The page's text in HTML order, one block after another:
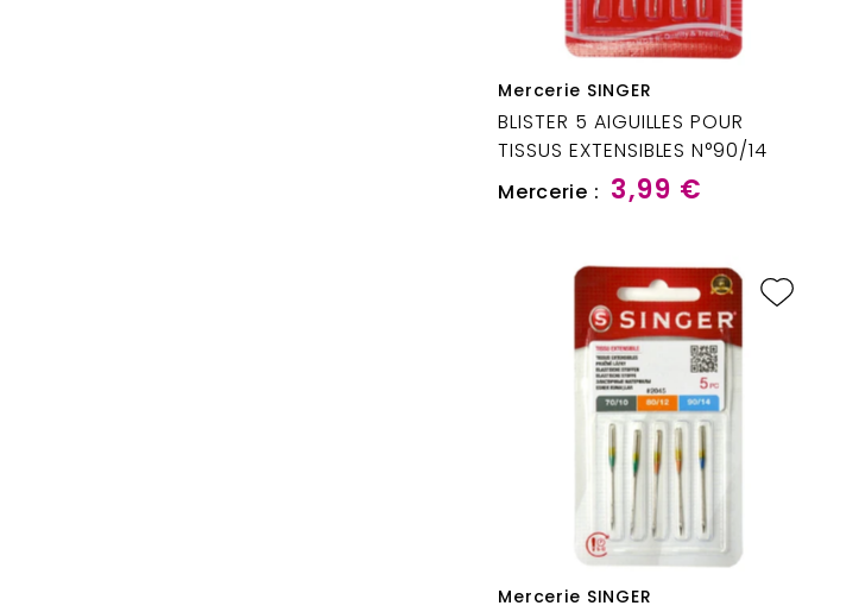
Mercerie SINGER
BLISTER 5 AIGUILLES POUR
TISSUS EXTENSIBLES N°90/14
Mercerie : 3,99 €
Mercerie SINGER